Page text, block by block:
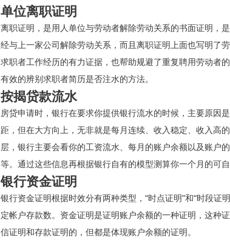
单位离职证明
离职证明，是用人单位与劳动者解除劳动关系的书面证明，
经与上一家公司解除劳动关系，而且离职证明上面也写明了
求职者工作经历的有力证据，也帮助规避了重复聘用劳动者
有效的辨别求职者简历是否注水的方法。
按揭贷款流水
房贷申请时，银行在要求你提供银行流水的时候，主要原因
距，但在大方向上，无非就是每月连续、收入稳定、收入高
层，银行主要会看你的工资流水、每月的账户余额以及账户
等。通过这些信息再根据银行自有的模型测算你一个月的可
银行资金证明
银行资金证明根据时效分有两种类型，“时点证明”和“时段证
定帐户存款数。资金证明是证明账户余额的一种证明，这种
信证明和存款证明的，但都是体现账户余额的证明。